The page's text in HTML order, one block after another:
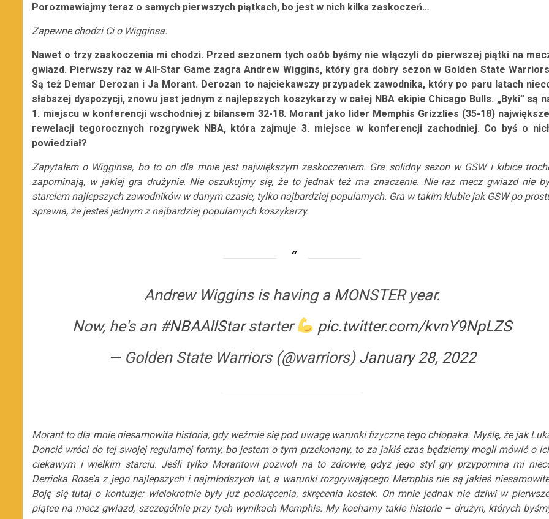
Porozmawiajmy teraz o samych pierwszych piątkach, bo jest w nich kilka zaskoczeń…
Zapewne chodzi Ci o Wigginsa.
Nawet o trzy zaskoczenia mi chodzi. Przed sezonem tych osób byśmy nie włączyli do pierwszej piątki na
gwiazd. Pierwszy raz w All-Star Game zagra Andrew Wiggins, który gra dobry sezon w Golden State
Są też Demar Derozan i Ja Morant. Derozan to najciekawszy przypadek zawodnika, który po paru latach
słabszej dyspozycji, znowu jest jednym z najlepszych koszykarzy w całej NBA ekipie Chicago Bulls. „Byki” są
1. miejscu w konferencji wschodniej z bilansem 32-18. Morant jako lider Memphis Grizzlies (35-18)
rewelacji tegorocznych rozgrywek NBA, która zajmuje 3. miejsce w konferencji zachodniej. Co byś o
powiedział?
Zapytałem o Wigginsa, bo to on dla mnie jest największym zaskoczeniem. Gra solidny sezon w GSW i kibice
zapominają, w jakiej gra drużynie. Nie oszukujmy się, że to jednak też ma znaczenie. Nie raz mecz gwiazd nie
starciem najlepszych zawodników w danym czasie, tylko najbardziej popularnych. Gra w takim klubie jak GSW po
sprawia, że jesteś jednym z najbardziej popularnych koszykarzy.
Andrew Wiggins is having a MONSTER year.
Now, he's an #NBAAllStarstarter
pic.twitter.com/kvnY9NpLZS
— Golden State Warriors (@warriors) January 28, 2022
Morant to dla mnie niesamowita historia, gdy weźmie się pod uwagę warunki fizyczne tego chłopaka. Myślę, że jak
Doncić wróci do tej swojej regularnej formy, bo jestem o tym przekonany, to za jakiś czas będziemy mogli mówić o
ciekawym i wielkim starciu. Jeśli tylko Morantowi pozwoli na to zdrowie, gdyż jego styl gry przypomina mi
Derricka Rose’a z jego najlepszych i najmłodszych lat, a warunki rozgrywającego Memphis nie są jakieś
Boję się tutaj o kontuzje: wielokrotnie były już podkręcenia, skręcenia kostek. On mnie jednak nie dziwi w
piątce na mecz gwiazd, szczególnie przy tych wynikach Memphis. My kochamy takie historie – drużyn, których